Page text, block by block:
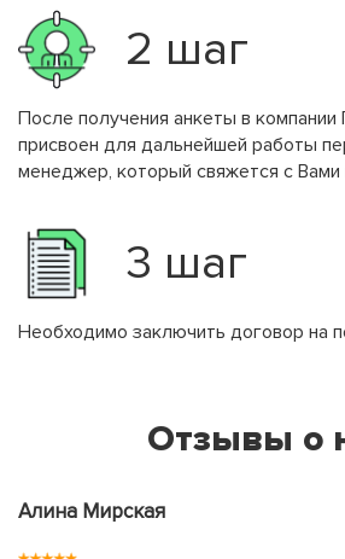
2 шаг
После получения анкеты в
присвоен для дальнейшей работы
менеджер, который свяжется с Вами
3 шаг
Необходимо заключить договор на
Отзывы о
Алина Мирская